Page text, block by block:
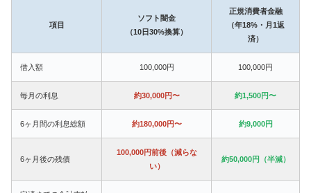
項目
ソフト闇金
（10日30%換算）
正規消費者金融
（年18%・月1返
済）
借入額 100,000円 100,000円
毎月の利息 約30,000円〜 約1,500円〜
6ヶ月間の利息総額 約180,000円〜 約9,000円
6ヶ月後の残債
100,000円前後（減らな
い）
約50,000円（半減）